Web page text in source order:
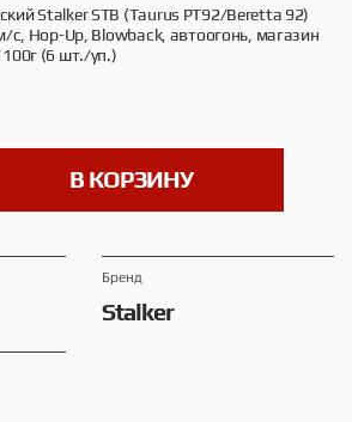
Stalker STB (Taurus PT92/Beretta 92)
Hop-Up, Blowback, автоогонь, магазин
(6 шт./уп.)
В КОРЗИНУ
Брeнд
Stalker